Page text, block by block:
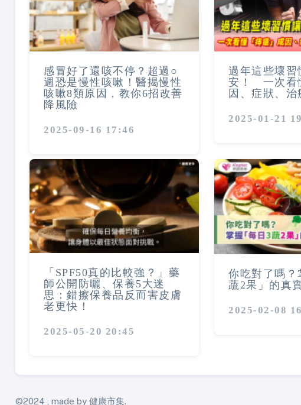
感冒好了還咳不停？超過○
週恐是慢性咳嗽！醫揭慢性
咳嗽8類原因，教你6招改善
降風險
2025-09-16 17:46
過年這些壞習
安！ 一次看
因、症狀、治
2025-01-21
「SPF50真的比較強？」藥
師公開防曬、保養5大迷
思：錯擦保養品反而害皮膚
老更快！
2025-05-20 20:45
你吃對了嗎？
蔬2果」的真
2025-02-08
©2024 , made by 健康市集.